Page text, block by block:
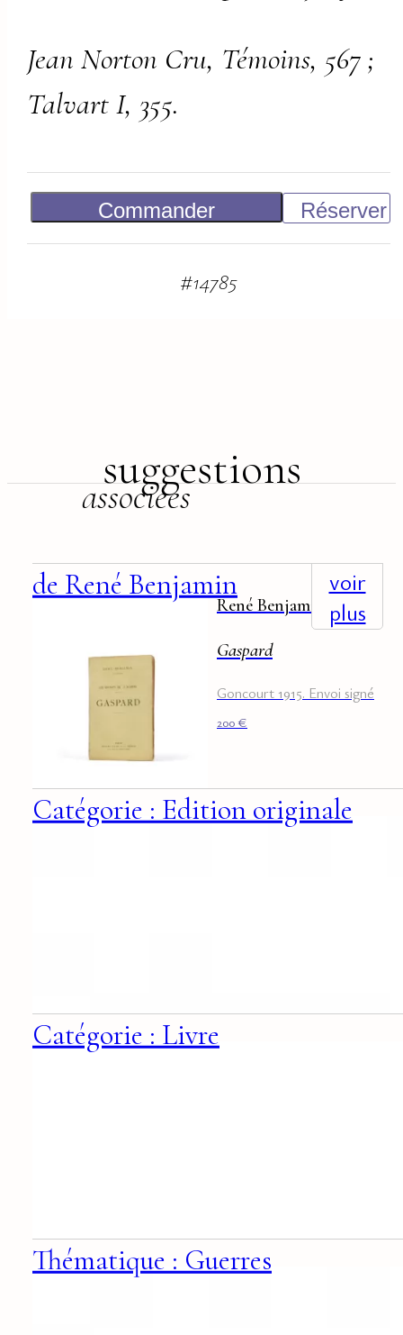
Jean Norton Cru, Témoins, 567 ;
Talvart I, 355.
Commander
Réserver
#14785
suggestions
associées
de René Benjamin
René Benjamin
Gaspard
Goncourt 1915. Envoi signé
200€
+
voir
plus
Catégorie : Edition originale
Catégorie : Livre
Thématique : Guerres